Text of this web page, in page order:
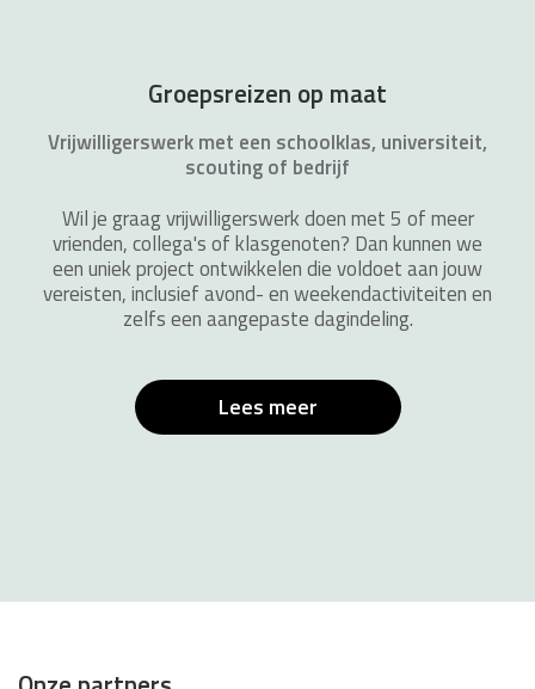
Groepsreizen op maat
Vrijwilligerswerk met een schoolklas, universiteit,
scouting of bedrijf
Wil je graag vrijwilligerswerk doen met 5 of meer
vrienden, collega's of klasgenoten? Dan kunnen we
een uniek project ontwikkelen die voldoet aan jouw
vereisten, inclusief avond- en weekendactiviteiten en
zelfs een aangepaste dagindeling.
Lees meer